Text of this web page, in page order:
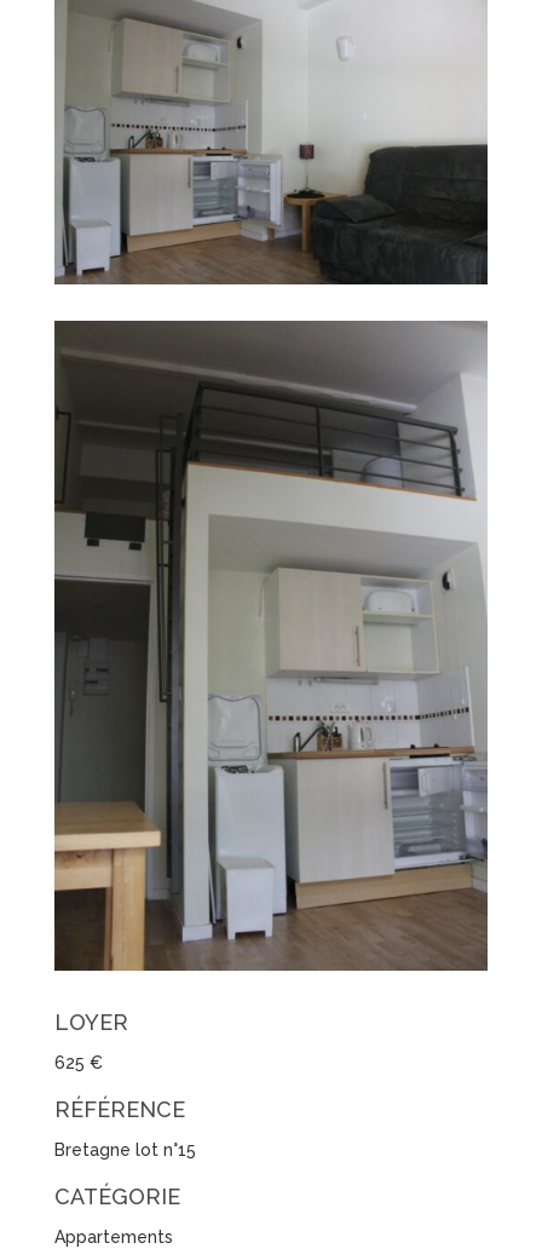
LOYER
625 €
RÉFÉRENCE
Bretagne lot n°15
CATÉGORIE
Appartements